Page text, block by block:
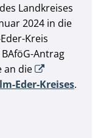
Landkreises
2024 in die
Kreis
Antrag
an die
Eder-Kreises.